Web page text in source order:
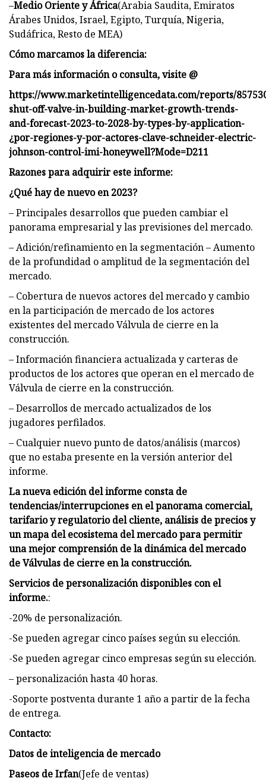
–Medio Oriente y África(Arabia Saudita, Emiratos
Árabes Unidos, Israel, Egipto, Turquía, Nigeria,
Sudáfrica, Resto de MEA)
Cómo marcamos la diferencia:
Para más información o consulta, visite @
https://www.marketintelligencedata.com/reports/
shut-off-valve-in-building-market-growth-trends-
and-forecast-2023-to-2028-by-types-by-application-
¿por-regiones-y-por-actores-clave-schneider-electric-
johnson-control-imi-honeywell?Mode=D211
Razones para adquirir este informe:
¿Qué hay de nuevo en 2023?
– Principales desarrollos que pueden cambiar el
panorama empresarial y las previsiones del mercado.
– Adición/refinamiento en la segmentación – Aumento
de la profundidad o amplitud de la segmentación del
mercado.
– Cobertura de nuevos actores del mercado y cambio
en la participación de mercado de los actores
existentes del mercado Válvula de cierre en la
construcción.
– Información financiera actualizada y carteras de
productos de los actores que operan en el mercado de
Válvula de cierre en la construcción.
– Desarrollos de mercado actualizados de los
jugadores perfilados.
– Cualquier nuevo punto de datos/análisis (marcos)
que no estaba presente en la versión anterior del
informe.
La nueva edición del informe consta de
tendencias/interrupciones en el panorama comercial,
tarifario y regulatorio del cliente, análisis de precios y
un mapa del ecosistema del mercado para permitir
una mejor comprensión de la dinámica del mercado
de Válvulas de cierre en la construcción.
Servicios de personalización disponibles con el
informe.:
-20% de personalización.
-Se pueden agregar cinco países según su elección.
-Se pueden agregar cinco empresas según su elección.
– personalización hasta 40 horas.
-Soporte postventa durante 1 año a partir de la fecha
de entrega.
Contacto:
Datos de inteligencia de mercado
Paseos de Irfan(Jefe de ventas)